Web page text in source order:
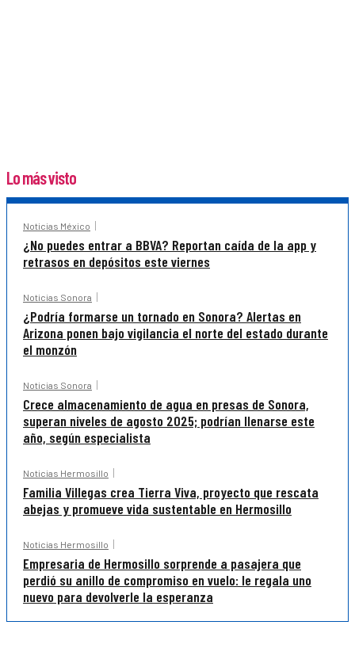
Lo más visto
Noticias México
¿No puedes entrar a BBVA? Reportan caída de la app y
retrasos en depósitos este viernes
Noticias Sonora
¿Podría formarse un tornado en Sonora? Alertas en
Arizona ponen bajo vigilancia el norte del estado durante
el monzón
Noticias Sonora
Crece almacenamiento de agua en presas de Sonora,
superan niveles de agosto 2025; podrían llenarse este
año, según especialista
Noticias Hermosillo
Familia Villegas crea Tierra Viva, proyecto que rescata
abejas y promueve vida sustentable en Hermosillo
Noticias Hermosillo
Empresaria de Hermosillo sorprende a pasajera que
perdió su anillo de compromiso en vuelo: le regala uno
nuevo para devolverle la esperanza